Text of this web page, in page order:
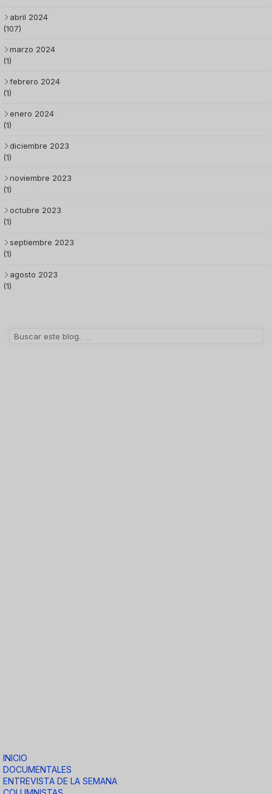
abril 2024
(107)
marzo 2024
(1)
febrero 2024
(1)
enero 2024
(1)
diciembre 2023
(1)
noviembre 2023
(1)
octubre 2023
(1)
septiembre 2023
(1)
agosto 2023
(1)
INICIO
DOCUMENTALES
ENTREVISTA DE LA SEMANA